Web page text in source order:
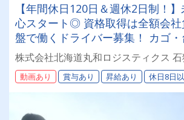
【年間休日120日＆週休2日制！
心スタート◎ 資格取得は全額会社
盤で働くドライバー募集！ カゴ
担少なめ♪年齢・性別問わず活躍で
す✨
株式会社北海道丸和ロジスティクス
動画あり 賞与あり 昇給あり 休日8日